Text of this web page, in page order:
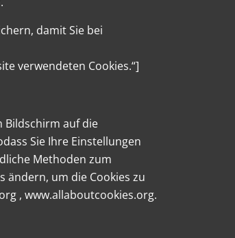
damit Sie bei
verwendeten Cookies.“]
Bildschirm auf die
Sie Ihre Einstellungen
Methoden zum
ändern, um die Cookies zu
, www.allaboutcookies.org.